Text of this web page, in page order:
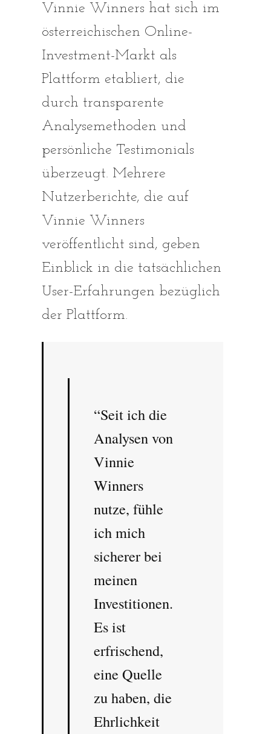
Vinnie Winners hat sich im
österreichischen Online-
Investment-Markt als
Plattform etabliert, die
durch transparente
Analysemethoden und
persönliche Testimonials
überzeugt. Mehrere
Nutzerberichte, die auf
Vinnie Winners
veröffentlicht sind, geben
Einblick in die tatsächlichen
User-Erfahrungen bezüglich
der Plattform.
“Seit ich die
Analysen von
Vinnie
Winners
nutze, fühle
ich mich
sicherer bei
meinen
Investitionen.
Es ist
erfrischend,
eine Quelle
zu haben, die
Ehrlichkeit